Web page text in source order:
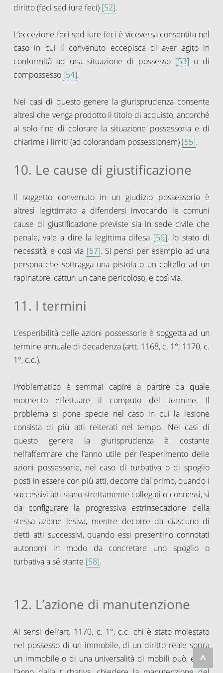
diritto (feci sed iure feci) [52].
L’eccezione feci sed iure feci è viceversa consentita nel
caso in cui il convenuto eccepisca di aver agito in
conformità ad una situazione di possesso [53] o di
compossesso [54].
Nei casi di questo genere la giurisprudenza consente
altresì che venga prodotto il titolo di acquisto, ancorché
al solo fine di colorare la situazione possessoria e di
chiarirne i limiti (ad colorandam possessionem) [55].
10. Le cause di giustificazione
Il soggetto convenuto in un giudizio possessorio è
altresì legittimato a difendersi invocando le comuni
cause di giustificazione previste sia in sede civile che
penale, vale a dire la legittima difesa [56], lo stato di
necessità, e così via [57]. Si pensi per esempio ad una
persona che sottragga una pistola o un coltello ad un
rapinatore, catturi un cane pericoloso, e così via.
11. I termini
L’esperibilità delle azioni possessorie è soggetta ad un
termine annuale di decadenza (artt. 1168, c. 1°; 1170, c.
1°, c.c.).
Problematico è semmai capire a partire da quale
momento effettuare il computo del termine. Il
problema si pone specie nel caso in cui la lesione
consista di più atti reiterati nel tempo. Nei casi di
questo genere la giurisprudenza è costante
nell’affermare che l’anno utile per l’esperimento delle
azioni possessorie, nel caso di turbativa o di spoglio
posti in essere con più atti, decorre dal primo, quando i
successivi atti siano strettamente collegati o connessi, si
da configurare la progressiva estrinsecazione della
stessa azione lesiva; mentre decorre da ciascuno di
detti atti successivi, quando essi presentino connotati
autonomi in modo da concretare uno spoglio o
turbativa a sé stante [58].
12. L’azione di manutenzione
Ai sensi dell’art. 1170, c. 1°, c.c. chi è stato molestato
nel possesso di un immobile, di un diritto reale sopra
un immobile o di una universalità di mobili può, entro
^